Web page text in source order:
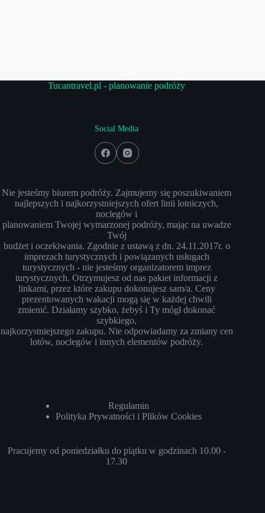
Tucantravel.pl - planowanie podróży
Social Media
Nie jesteśmy biurem podróży. Zajmujemy się poszukiwaniem
najlepszych i najkorzystniejszych ofert linii lotniczych,
noclegów i
planowaniem Twojej wymarzonej podróży, mając na uwadze
Twój
budżet i oczekiwania. Zgodnie z ustawą z dn. 24.11.2017r. o
imprezach turystycznych i powiązanych usługach
turystycznych - nie jesteśmy organizatorem imprez
turystycznych. Otrzymujesz od nas pakiet informacji z
linkami, przez które zakupu dokonujesz sam/a. Ceny
prezentowanych wakacji mogą się w każdej chwili
zmienić. Działamy szybko, żebyś i Ty mógł dokonać
szybkiego,
najkorzystniejszego zakupu. Nie odpowiadamy za zmiany cen
lotów, noclegów i innych elementów podróży.
Regulamin
Polityka Prywatności i Plików Cookies
Pracujemy od poniedziałku do piątku w godzinach 10.00 -
17.30